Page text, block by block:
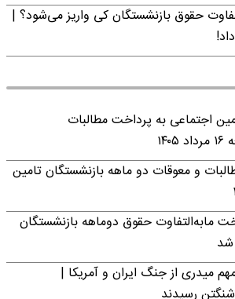
حقوق بازنشستگان کی واریز می‌شود؟ |
اجتماعی به پرداخت مطالبات
و معوقات دو ماهه بازنشستگان تامین
مابه‌التفاوت حقوق دوماهه بازنشستگان
شد
میدری از جنگ ایران و آمریکا |